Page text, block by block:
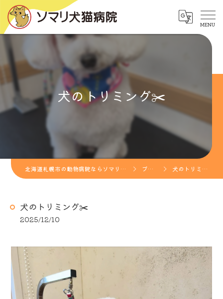
犬のトリミング✂️
北海道札幌市の動物病院ならソマリ犬猫病院 ブログ 犬のトリミング✂️
犬のトリミング✂️
2025/12/10